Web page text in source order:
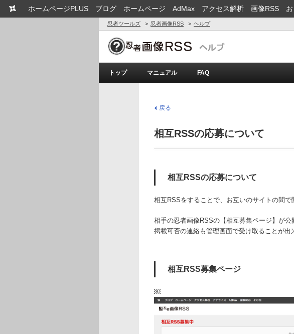
ホームページPLUS ブログ ホームページ AdMax アクセス解析 画像RSS
忍者ツールズ 忍者画像RSS ヘルプ
トップ マニュアル FAQ
戻る
相互RSSの応募について
相互RSSの応募について
相互RSSをすることで、お互いのサイトの間
相手の忍者画像RSSの【相互募集ページ】が公
掲載可否の連絡も管理画面で受け取ることが出
相互RSS募集ページ
￼